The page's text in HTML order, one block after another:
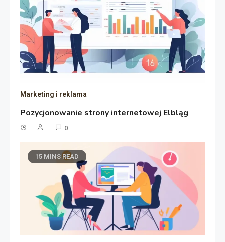
Marketing i reklama
Pozycjonowanie strony internetowej Elbląg
0
15 MINS READ